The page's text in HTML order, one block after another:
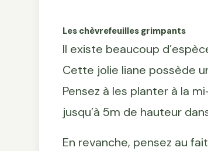
Les chèvrefeuilles grimpants
Il existe beaucoup
Cette jolie liane possède
Pensez à les planter à la
jusqu’à 5m de hauteur
En revanche, pensez au